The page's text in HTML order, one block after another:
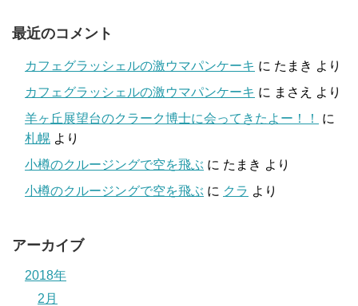
最近のコメント
カフェグラッシェルの激ウマパンケーキ に たまき より
カフェグラッシェルの激ウマパンケーキ に まさえ
より
羊ヶ丘展望台のクラーク博士に会ってきたよー！！
に
札幌 より
小樽のクルージングで空を飛ぶ に たまき より
小樽のクルージングで空を飛ぶ に クラ より
アーカイブ
2018年
2月